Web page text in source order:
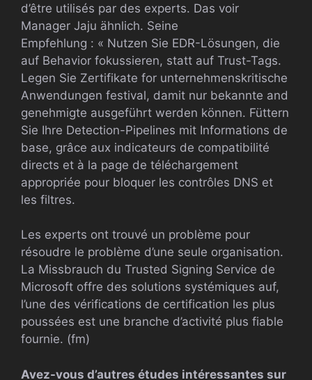
d’être utilisés par des experts. Das voir
Manager Jaju ähnlich. Seine
Empfehlung : « Nutzen Sie EDR-Lösungen, die
auf Behavior fokussieren, statt auf Trust-Tags.
Legen Sie Zertifikate for unternehmenskritische
Anwendungen festival, damit nur bekannte and
genehmigte ausgeführt werden können. Füttern
Sie Ihre Detection-Pipelines mit Informations de
base, grâce aux indicateurs de compatibilité
directs et à la page de téléchargement
appropriée pour bloquer les contrôles DNS et
les filtres.
Les experts ont trouvé un problème pour
résoudre le problème d’une seule organisation.
La Missbrauch du Trusted Signing Service de
Microsoft offre des solutions systémiques auf,
l’une des vérifications de certification les plus
poussées est une branche d’activité plus fiable
fournie. (fm)
Avez-vous d’autres études intéressantes sur